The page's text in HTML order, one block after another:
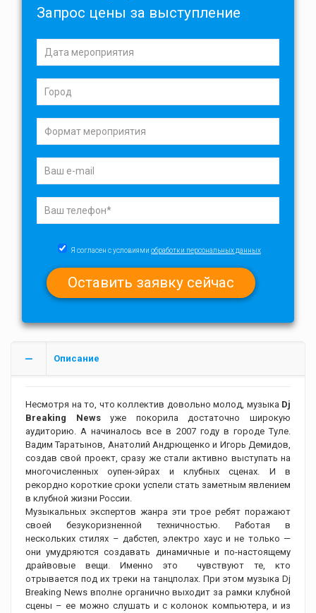
Запрос цены за выступление
Я согласен с условиями обработки персональных данных
Описание
Несмотря на то, что коллектив довольно молод, музыка Dj
Breaking Newsуже покорила достаточно широкую
аудиторию. А начиналось все в 2007 году в городе Туле.
Вадим Таратынов, Анатолий Андрющенко и Игорь Демидов,
создав свой проект, сразу же стали активно выступать на
многочисленных оупен-эйрах и клубных сценах. И в
рекордно короткие сроки успели стать заметным явлением
в клубной жизни России.
Музыкальных экспертов жанра эти трое ребят поражают
своей безукоризненной техничностью. Работая в
нескольких стилях – дабстеп, электро хаус и не только —
они умудряются создавать динамичные и по-настоящему
драйвовые вещи. Именно это чувствуют те, кто
отрывается под их треки на танцполах. При этом музыка Dj
Breaking News вполне органично выходит за рамки клубной
сцены – ее можно слушать и с колонок компьютера, и из